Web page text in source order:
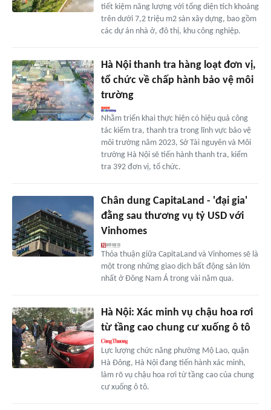
tiết kiệm năng lượng với tổng diện tích khoảng
trên dưới 7,2 triệu m2 sàn xây dựng, bao gồm
các dự án nhà ở, đô thị, khu công nghiệp.
Hà Nội thanh tra hàng loạt đơn vị,
tổ chức về chấp hành bảo vệ môi
trường
Nhằm triển khai thực hiện có hiệu quả công
tác kiểm tra, thanh tra trong lĩnh vực bảo vệ
môi trường năm 2023, Sở Tài nguyên và Môi
trường Hà Nội sẽ tiến hành thanh tra, kiểm
tra 392 đơn vị, tổ chức.
Chân dung CapitaLand - 'đại gia'
đằng sau thương vụ tỷ USD với
Vinhomes
Thỏa thuận giữa CapitaLand và Vinhomes sẽ là
một trong những giao dịch bất động sản lớn
nhất ở Đông Nam Á trong vài năm qua.
Hà Nội: Xác minh vụ chậu hoa rơi
từ tầng cao chung cư xuống ô tô
Lực lượng chức năng phường Mộ Lao, quận
Hà Đông, Hà Nội đang tiến hành xác minh,
làm rõ vụ chậu hoa rơi từ tầng cao của chung
cư xuống ô tô.